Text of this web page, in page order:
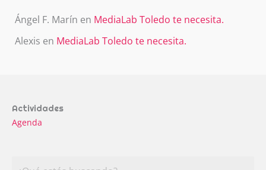
Ángel F. Marín en MediaLab Toledo te necesita.
Alexis en MediaLab Toledo te necesita.
Actividades
Agenda